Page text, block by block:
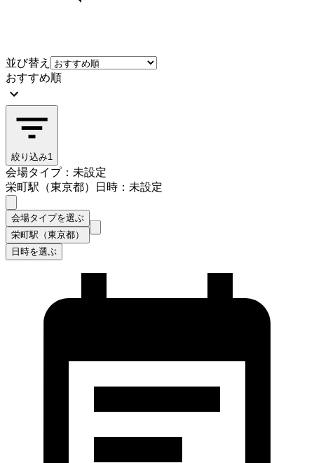
並び替え
おすすめ順
絞り込み1
会場タイプ：未設定
栄町駅（東京都）
日時：未設定
会場タイプを選ぶ
栄町駅（東京都）
日時を選ぶ